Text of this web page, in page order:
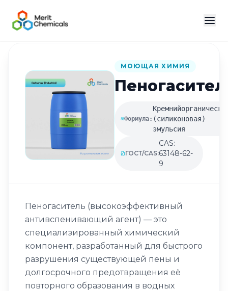
Назад в каталог
МОЮЩАЯ ХИМИЯ
Формула: (силиконовая)
эмульсия
ГОСТ/CAS:
CAS:
63148-62-
9
Пеногаситель (высокоэффективный
антивспенивающий агент) — это
специализированный химический
компонент, разработанный для быстрого
разрушения существующей пены и
долгосрочного предотвращения её
повторного образования в водных